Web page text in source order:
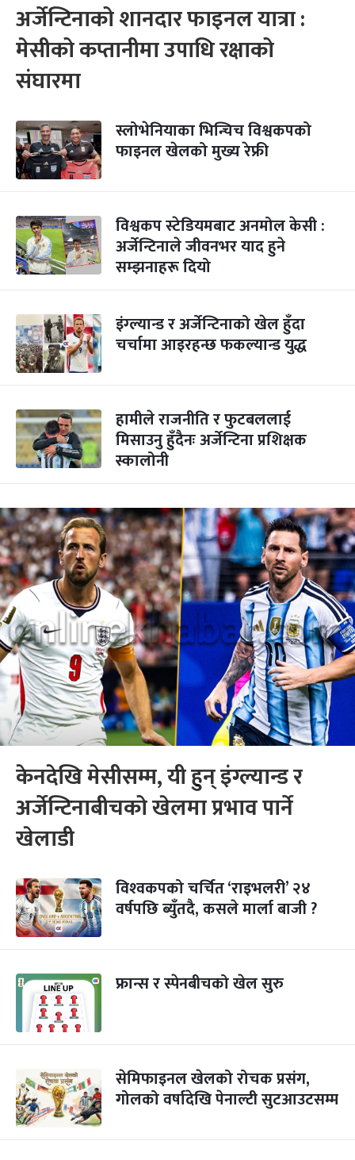
अर्जेन्टिनाको शानदार फाइनल यात्रा :
मेसीको कप्तानीमा उपाधि रक्षाको
संघारमा
स्लोभेनियाका भिन्चिच विश्वकपको
फाइनल खेलको मुख्य रेफ्री
विश्वकप स्टेडियमबाट अनमोल केसी :
अर्जेन्टिनाले जीवनभर याद हुने
सम्झनाहरू दियो
इंग्ल्यान्ड र अर्जेन्टिनाको खेल हुँदा
चर्चामा आइरहन्छ फकल्यान्ड युद्ध
हामीले राजनीति र फुटबललाई
मिसाउनु हुँदैनः अर्जेन्टिना प्रशिक्षक
स्कालोनी
केनदेखि मेसीसम्म, यी हुन् इंग्ल्यान्ड र
अर्जेन्टिनाबीचको खेलमा प्रभाव पार्ने
खेलाडी
विश्‍वकपको चर्चित ‘राइभलरी’ २४
वर्षपछि ब्युँतदै, कसले मार्ला बाजी ?
फ्रान्स र स्पेनबीचको खेल सुरु
सेमिफाइनल खेलको रोचक प्रसंग,
गोलको वर्षादेखि पेनाल्टी सुटआउटसम्म